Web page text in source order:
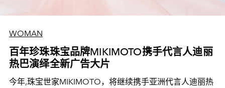
WOMAN
百年珍珠珠宝品牌MIKIMOTO携手代言人迪丽
热巴演绎全新广告大片
今年,珠宝世家MIKIMOTO，将继续携手亚洲代言人迪丽热